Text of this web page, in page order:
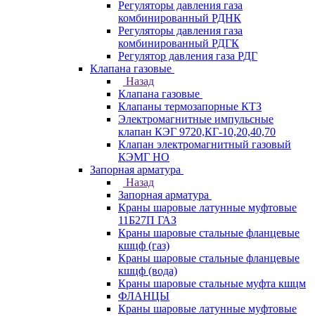
Регуляторы давления газа
комбинированный РДНК
Регуляторы давления газа
комбинированный РДГК
Регулятор давления газа РДГ
Клапана газовые
Назад
Клапана газовые
Клапаны термозапорные КТЗ
Электромагнитные импульсные
клапан КЭГ 9720,КГ-10,20,40,70
Клапан электромагнитный газовый
КЭМГ НО
Запорная арматура
Назад
Запорная арматура
Краны шаровые латунные муфтовые
11Б27П ГАЗ
Краны шаровые стальные фланцевые
кшцф (газ)
Краны шаровые стальные фланцевые
кшцф (вода)
Краны шаровые стальные муфта кшцм
ФЛАНЦЫ
Краны шаровые латунные муфтовые